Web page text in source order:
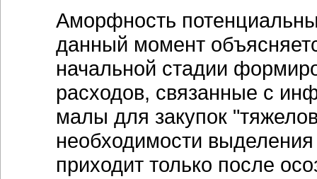
Аморфность
данный момент
начальной стадии
расходов, связанные с
малы для закупок
необходимости
приходит только после